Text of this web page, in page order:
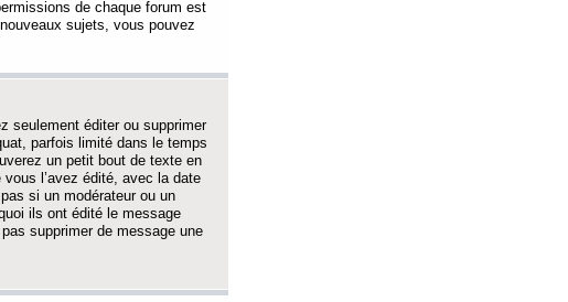
de chaque forum est
sujets, vous pouvez
seulement éditer ou supprimer
parfois limité dans le temps
un petit bout de texte en
l’avez édité, avec la date
si un modérateur ou un
ils ont édité le message
supprimer de message une